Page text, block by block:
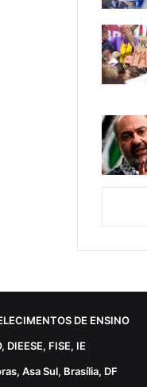
DE ENSINO
FISE, IE
Asa Sul, Brasília, DF